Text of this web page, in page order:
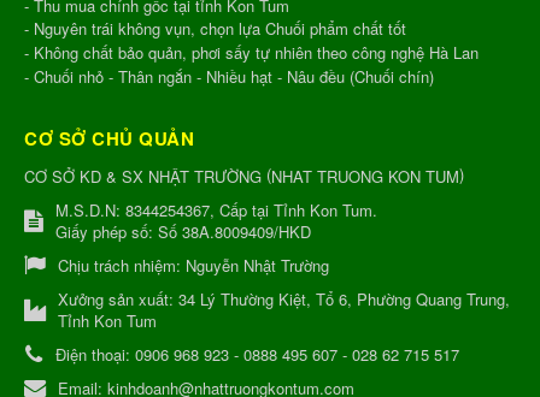
- Thu mua chính gốc tại tỉnh Kon Tum
- Nguyên trái không vụn, chọn lựa Chuối phẩm chất tốt
- Không chất bảo quản, phơi sấy tự nhiên theo công nghệ Hà Lan
- Chuối nhỏ - Thân ngắn - Nhiều hạt - Nâu đều (Chuối chín)
CƠ SỞ CHỦ QUẢN
CƠ SỞ KD & SX NHẬT TRƯỜNG (NHAT TRUONG KON TUM)
M.S.D.N: 8344254367, Cấp tại Tỉnh Kon Tum.
Giấy phép số: Số 38A.8009409/HKD
Chịu trách nhiệm: Nguyễn Nhật Trường
Xưởng sản xuất: 34 Lý Thường Kiệt, Tổ 6, Phường Quang Trung,
Tỉnh Kon Tum
Điện thoại: 0906 968 923 - 0888 495 607 - 028 62 715 517
Email: kinhdoanh@nhattruongkontum.com